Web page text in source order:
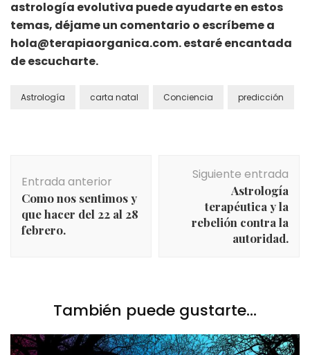
astrología evolutiva puede ayudarte en estos
temas, déjame un comentario o escríbeme a
hola@terapiaorganica.com. estaré encantada
de escucharte.
Astrología carta natal Conciencia predicción
de
entradas
Entrada anterior
Como nos sentimos y
que hacer del 22 al 28
febrero.
Siguiente entrada
Astrología
terapéutica y la
rebelión contra la
autoridad.
También puede gustarte...